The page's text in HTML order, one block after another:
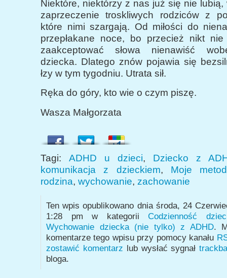
Niektóre, niektórzy z nas już się nie
zaprzeczenie troskliwych rodziców z
które nimi szargają. Od miłości do
przepłakane noce, bo przecież nikt
zaakceptować słowa nienawiść
dziecka. Dlatego znów pojawia się
łzy w tym tygodniu. Utrata sił.
Ręka do góry, kto wie o czym piszę.
Wasza Małgorzata
Tagi: ADHD u dzieci, Dziecko z
komunikacja z dzieckiem, Moje
rodzina, wychowanie, zachowanie
Ten wpis opublikowano dnia środa, 24
1:28 pm w kategoriiCodzienność
Wychowanie dziecka (nie tylko) z ADHD.
komentarze tego wpisu przy pomocy kanału
zostawić komentarz lub wysłać sygnał
bloga.